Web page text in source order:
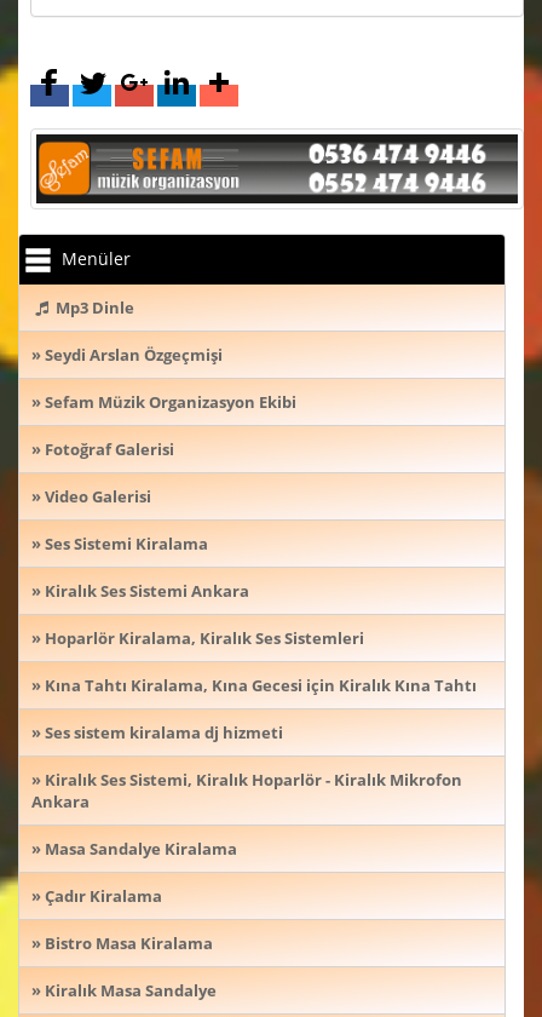
Menüler
Mp3 Dinle
» Seydi Arslan Özgeçmişi
» Sefam Müzik Organizasyon Ekibi
» Fotoğraf Galerisi
» Video Galerisi
» Ses Sistemi Kiralama
» Kiralık Ses Sistemi Ankara
» Hoparlör Kiralama, Kiralık Ses Sistemleri
» Kına Tahtı Kiralama, Kına Gecesi için Kiralık Kına Tahtı
» Ses sistem kiralama dj hizmeti
» Kiralık Ses Sistemi, Kiralık Hoparlör - Kiralık Mikrofon
Ankara
» Masa Sandalye Kiralama
» Çadır Kiralama
» Bistro Masa Kiralama
» Kiralık Masa Sandalye